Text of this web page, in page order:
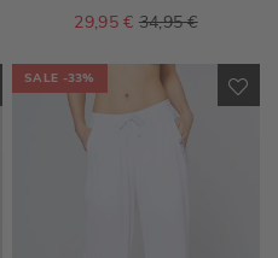
29,95 € 34,95 €
ZUR
WUNSCHLISTE
SALE -33%